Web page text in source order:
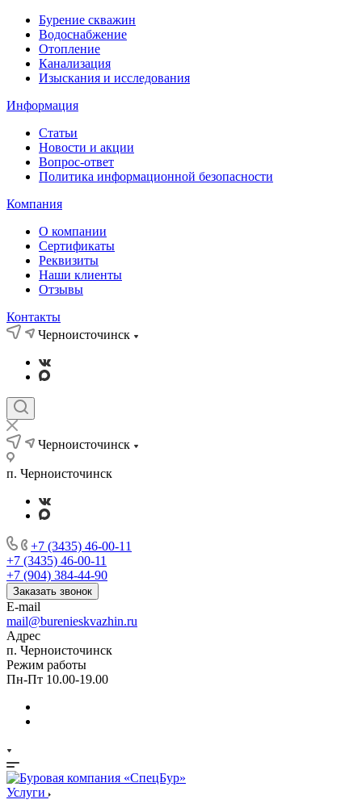
Бурение скважин
Водоснабжение
Отопление
Канализация
Изыскания и исследования
Информация
Статьи
Новости и акции
Вопрос-ответ
Политика информационной безопасности
Компания
О компании
Сертификаты
Реквизиты
Наши клиенты
Отзывы
Контакты
Черноисточинск
Черноисточинск
п. Черноисточинск
+7 (3435) 46-00-11
+7 (3435) 46-00-11
+7 (904) 384-44-90
Заказать звонок
E-mail
mail@burenieskvazhin.ru
Адрес
п. Черноисточинск
Режим работы
Пн-Пт 10.00-19.00
Услуги